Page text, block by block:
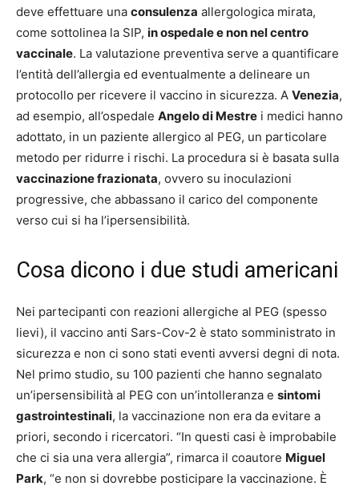
deve effettuare una consulenza allergologica mirata,
come sottolinea la SIP, in ospedale e non nel centro
vaccinale. La valutazione preventiva serve a quantificare
l’entità dell’allergia ed eventualmente a delineare un
protocollo per ricevere il vaccino in sicurezza. A Venezia,
ad esempio, all’ospedale Angelo di Mestre i medici hanno
adottato, in un paziente allergico al PEG, un particolare
metodo per ridurre i rischi. La procedura si è basata sulla
vaccinazione frazionata, ovvero su inoculazioni
progressive, che abbassano il carico del componente
verso cui si ha l’ipersensibilità.
Cosa dicono i due studi americani
Nei partecipanti con reazioni allergiche al PEG (spesso
lievi), il vaccino anti Sars-Cov-2 è stato somministrato in
sicurezza e non ci sono stati eventi avversi degni di nota.
Nel primo studio, su 100 pazienti che hanno segnalato
un’ipersensibilità al PEG con un’intolleranza e sintomi
gastrointestinali, la vaccinazione non era da evitare a
priori, secondo i ricercatori. “In questi casi è improbabile
che ci sia una vera allergia”, rimarca il coautore Miguel
Park, “e non si dovrebbe posticipare la vaccinazione. È